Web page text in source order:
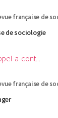
française de
de sociologie
a-cont...
française de